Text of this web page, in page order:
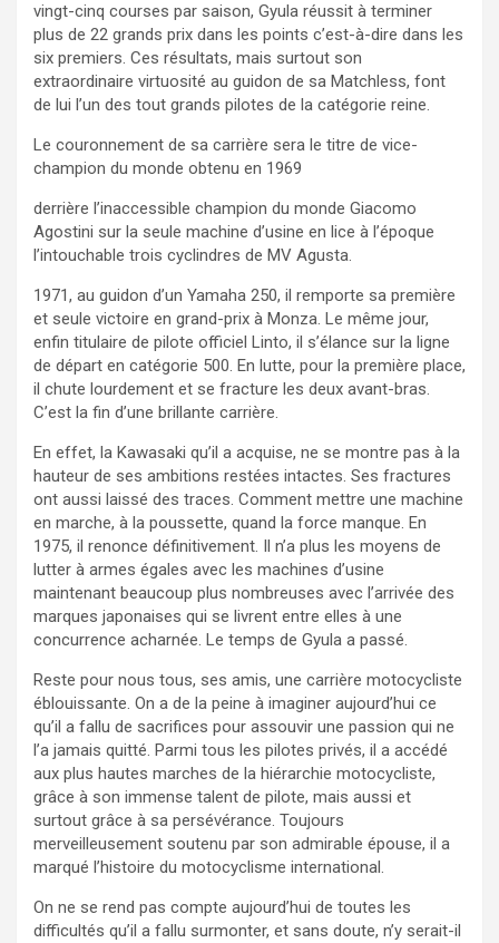
vingt-cinq courses par saison, Gyula réussit à terminer
plus de 22 grands prix dans les points c’est-à-dire dans les
six premiers. Ces résultats, mais surtout son
extraordinaire virtuosité au guidon de sa Matchless, font
de lui l’un des tout grands pilotes de la catégorie reine.
Le couronnement de sa carrière sera le titre de vice-
champion du monde obtenu en 1969
derrière l’inaccessible champion du monde Giacomo
Agostini sur la seule machine d’usine en lice à l’époque
l’intouchable trois cyclindres de MV Agusta.
1971, au guidon d’un Yamaha 250, il remporte sa première
et seule victoire en grand-prix à Monza. Le même jour,
enfin titulaire de pilote officiel Linto, il s’élance sur la ligne
de départ en catégorie 500. En lutte, pour la première place,
il chute lourdement et se fracture les deux avant-bras.
C’est la fin d’une brillante carrière.
En effet, la Kawasaki qu’il a acquise, ne se montre pas à la
hauteur de ses ambitions restées intactes. Ses fractures
ont aussi laissé des traces. Comment mettre une machine
en marche, à la poussette, quand la force manque. En
1975, il renonce définitivement. Il n’a plus les moyens de
lutter à armes égales avec les machines d’usine
maintenant beaucoup plus nombreuses avec l’arrivée des
marques japonaises qui se livrent entre elles à une
concurrence acharnée. Le temps de Gyula a passé.
Reste pour nous tous, ses amis, une carrière motocycliste
éblouissante. On a de la peine à imaginer aujourd’hui ce
qu’il a fallu de sacrifices pour assouvir une passion qui ne
l’a jamais quitté. Parmi tous les pilotes privés, il a accédé
aux plus hautes marches de la hiérarchie motocycliste,
grâce à son immense talent de pilote, mais aussi et
surtout grâce à sa persévérance. Toujours
merveilleusement soutenu par son admirable épouse, il a
marqué l’histoire du motocyclisme international.
On ne se rend pas compte aujourd’hui de toutes les
difficultés qu’il a fallu surmonter, et sans doute, n’y serait-il